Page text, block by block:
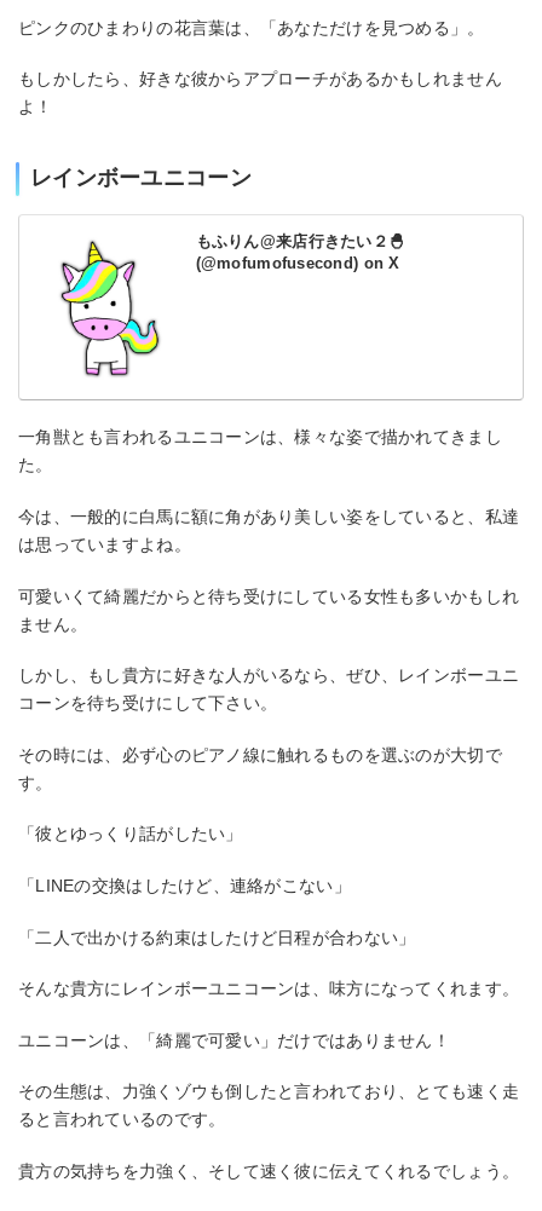
初回最大10000円分無料
エキサイト電話占い
ピンクのひまわりの花言葉は、「あなただけを見つめる」。
もしかしたら、好きな彼からアプローチがあるかもしれません
よ！
レインボーユニコーン
もふりん@来店行きたい２🐣
(@mofumofusecond) on X
一角獣とも言われるユニコーンは、様々な姿で描かれてきまし
た。
今は、一般的に白馬に額に角があり美しい姿をしていると、私達
は思っていますよね。
可愛いくて綺麗だからと待ち受けにしている女性も多いかもしれ
ません。
しかし、もし貴方に好きな人がいるなら、ぜひ、レインボーユニ
コーンを待ち受けにして下さい。
その時には、必ず心のピアノ線に触れるものを選ぶのが大切で
す。
「彼とゆっくり話がしたい」
「LINEの交換はしたけど、連絡がこない」
「二人で出かける約束はしたけど日程が合わない」
そんな貴方にレインボーユニコーンは、味方になってくれます。
ユニコーンは、「綺麗で可愛い」だけではありません！
その生態は、力強くゾウも倒したと言われており、とても速く走
ると言われているのです。
貴方の気持ちを力強く、そして速く彼に伝えてくれるでしょう。